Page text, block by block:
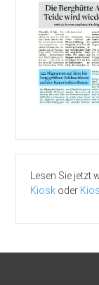
Lesen Sie jetzt
Kiosk oder